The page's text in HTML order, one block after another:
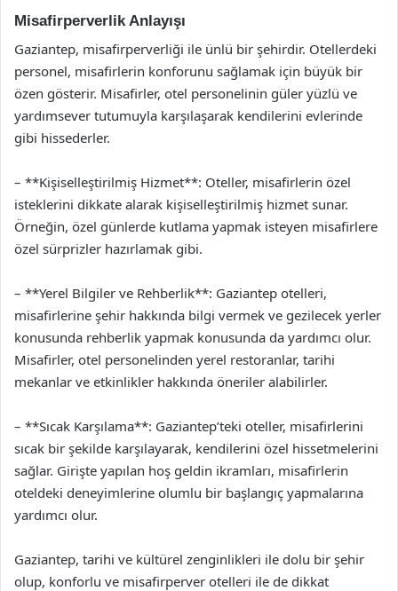
Misafirperverlik Anlayışı
Gaziantep, misafirperverliği ile ünlü bir şehirdir. Otellerdeki
personel, misafirlerin konforunu sağlamak için büyük bir
özen gösterir. Misafirler, otel personelinin güler yüzlü ve
yardımsever tutumuyla karşılaşarak kendilerini evlerinde
gibi hissederler.
– **Kişiselleştirilmiş Hizmet**: Oteller, misafirlerin özel
isteklerini dikkate alarak kişiselleştirilmiş hizmet sunar.
Örneğin, özel günlerde kutlama yapmak isteyen misafirlere
özel sürprizler hazırlamak gibi.
– **Yerel Bilgiler ve Rehberlik**: Gaziantep otelleri,
misafirlerine şehir hakkında bilgi vermek ve gezilecek yerler
konusunda rehberlik yapmak konusunda da yardımcı olur.
Misafirler, otel personelinden yerel restoranlar, tarihi
mekanlar ve etkinlikler hakkında öneriler alabilirler.
– **Sıcak Karşılama**: Gaziantep’teki oteller, misafirlerini
sıcak bir şekilde karşılayarak, kendilerini özel hissetmelerini
sağlar. Girişte yapılan hoş geldin ikramları, misafirlerin
oteldeki deneyimlerine olumlu bir başlangıç yapmalarına
yardımcı olur.
Gaziantep, tarihi ve kültürel zenginlikleri ile dolu bir şehir
olup, konforlu ve misafirperver otelleri ile de dikkat